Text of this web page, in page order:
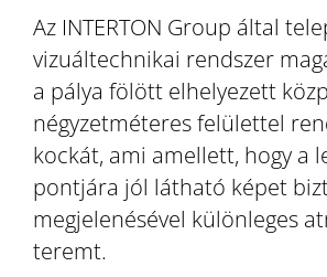
Az INTERTON Group által
vizuáltechnikai rendszer
a pálya fölött elhelyezett
négyzetméteres felülettel
kockát, ami amellett, hogy a
pontjára jól látható képet
megjelenésével különleges
teremt.